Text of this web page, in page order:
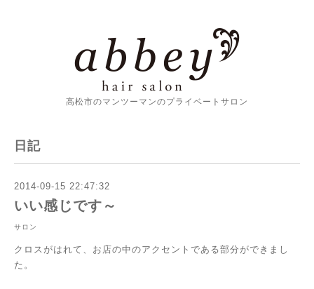
高松市のマンツーマンのプライベートサロン
日記
2014-09-15 22:47:32
いい感じです～
サロン
クロスがはれて、お店の中のアクセントである部分ができまし
た。